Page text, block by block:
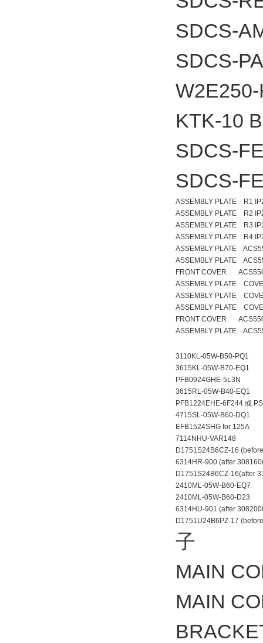
SDCS-
SDCS-
KTK-10
SDCS-
SDCS-
ASSEMBLY PLATE R1
ASSEMBLY PLATE R2
ASSEMBLY PLATE R3
ASSEMBLY PLATE R4
ASSEMBLY PLATE
ASSEMBLY PLATE
FRONT COVER
ASSEMBLY PLATE
ASSEMBLY PLATE
ASSEMBLY PLATE
FRONT COVER
ASSEMBLY PLATE
3110KL-05W-B50-PQ1
3615KL-05W-B70-EQ1
PFB0924GHE-5L3N
3615RL-05W-B40-EQ1
PFB1224EHE-6F244
4715SL-05W-B60-DQ1
EFB1524SHG for 125A
7114NHU-VAR148
D1751S24B6CZ-16
6314HR-900 (after
D1751S24B6CZ-16(after
2410ML-05W-B60-
2410ML-05W-B60-D23
6314HU-901 (after
D1751U24B6PZ-17
子
MAIN
MAIN